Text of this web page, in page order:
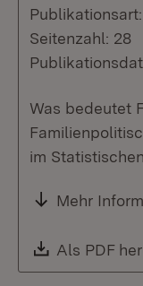
Seitenzahl: 28
Was bedeutet
im
Mehr
Download:
Als PDF